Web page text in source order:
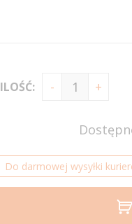
ILOŚĆ:
Do darmowej wysyłki